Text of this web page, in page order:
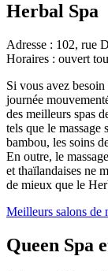
Herbal Spa
Adresse : 102, rue
Horaires : ouvert
Si vous avez besoin
journée
des meilleurs spas
tels que le massage
bambou, les soins
En outre, le
et thaïlandaises ne
de mieux que le
Meilleurs salons de
Queen Spa